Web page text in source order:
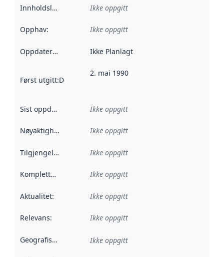
Innholdsleverandører :
Ikke oppgitt
Opphav: Ikke oppgitt
Oppdateringsfrekvens :
Ikke Planlagt
Først utgitt:Denne datoen sier når dataene i dette
2. mai 1990
Sist oppdatert Ikke oppgitt
Nøyaktighet Ikke oppgitt
Tilgjengelighet Ikke oppgitt
Kompletthet Ikke oppgitt
Aktualitet: Ikke oppgitt
Relevans: Ikke oppgitt
Geografisk avgrensning :
Ikke oppgitt